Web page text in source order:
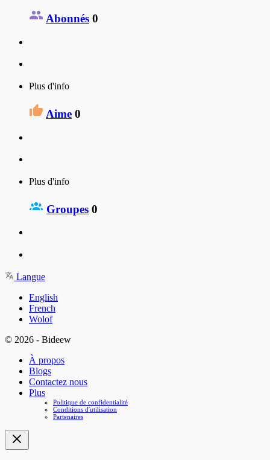
Abonnés 0
Plus d'info
Aime 0
Plus d'info
Groupes 0
Langue
English
French
Wolof
© 2026 - Bideew
À propos
Blogs
Contactez nous
Plus
Politique de confidentialité
Conditions d'utilisation
Partenaires